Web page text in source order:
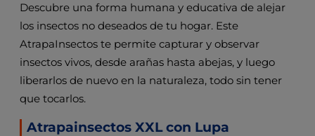
Descubre una forma humana y educativa de alejar
los insectos no deseados de tu hogar. Este
AtrapaInsectos te permite capturar y observar
insectos vivos, desde arañas hasta abejas, y luego
liberarlos de nuevo en la naturaleza, todo sin tener
que tocarlos.
Atrapainsectos XXL con Lupa